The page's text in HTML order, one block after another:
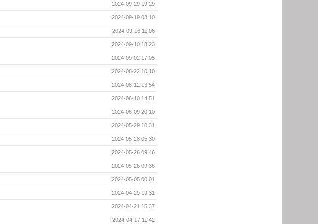
2024-09-29 19:29
2024-09-19 08:10
2024-09-16 11:06
2024-09-10 18:23
2024-09-02 17:05
2024-08-22 10:10
2024-08-12 13:54
2024-06-10 14:51
2024-06-09 20:10
2024-05-29 10:31
2024-05-28 05:30
2024-05-26 09:46
2024-05-26 09:36
2024-05-05 00:01
2024-04-29 19:31
2024-04-21 15:37
2024-04-17 11:42